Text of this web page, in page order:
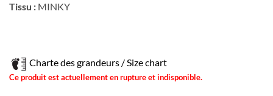
Tissu : MINKY
Charte des grandeurs / Size chart
Ce produit est actuellement en rupture et indisponible.